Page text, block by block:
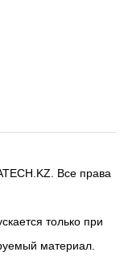
Все права
только при
материал.